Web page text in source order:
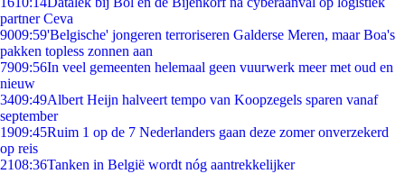
partner Ceva
9009:59'Belgische' jongeren terroriseren Galderse Meren, maar Boa's
pakken topless zonnen aan
7909:56In veel gemeenten helemaal geen vuurwerk meer met oud en
nieuw
3409:49Albert Heijn halveert tempo van Koopzegels sparen vanaf
september
1909:45Ruim 1 op de 7 Nederlanders gaan deze zomer onverzekerd
op reis
2108:36Tanken in België wordt nóg aantrekkelijker